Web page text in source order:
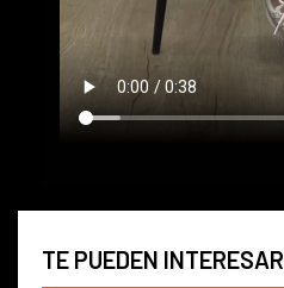
TE PUEDEN INTERESAR